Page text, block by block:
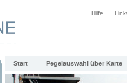
Hilfe
Start Pegelauswahl über Karte